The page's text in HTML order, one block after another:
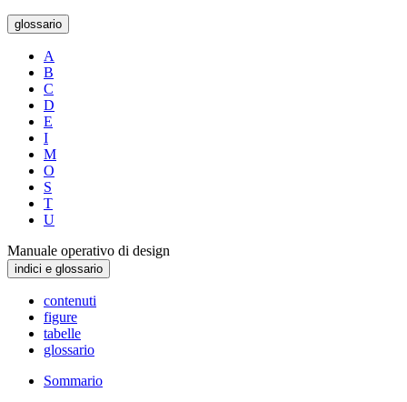
glossario
A
B
C
D
E
I
M
O
S
T
U
Manuale operativo di design
indici e glossario
contenuti
figure
tabelle
glossario
Sommario